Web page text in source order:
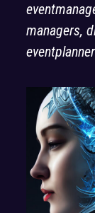
managers,